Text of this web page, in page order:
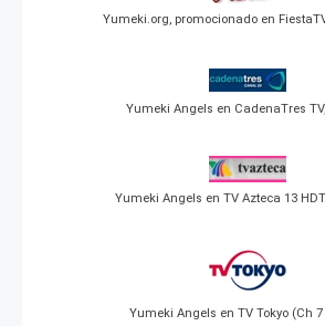
Yumeki.org, promocionado en
Yumeki Angels en CadenaTres
Yumeki Angels en TV Azteca 13
Yumeki Angels en TV Tokyo (Ch